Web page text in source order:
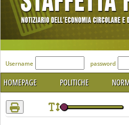
'Modulo Login per
Username password
HOMEPAGE POLITICHE